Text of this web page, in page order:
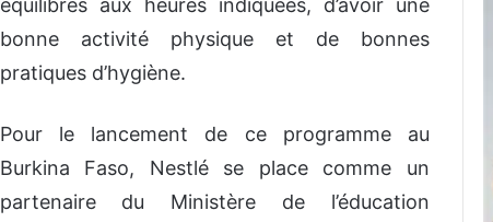
bonne activité physique et de bonnes
pratiques d’hygiène.
Pour le lancement de ce programme au
Burkina Faso, Nestlé se place comme un
partenaire du Ministère de l’éducation